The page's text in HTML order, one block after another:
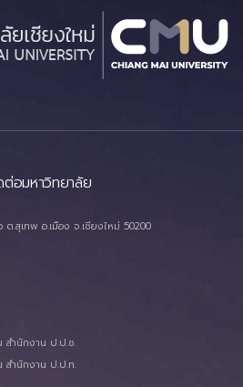
อมหาวิทยาลัย
.สุเทพ อ.เมือง จ.เชียงใหม่ 50200
สำนักงาน ป.ป.ช.
สำนักงาน ป.ป.ท.